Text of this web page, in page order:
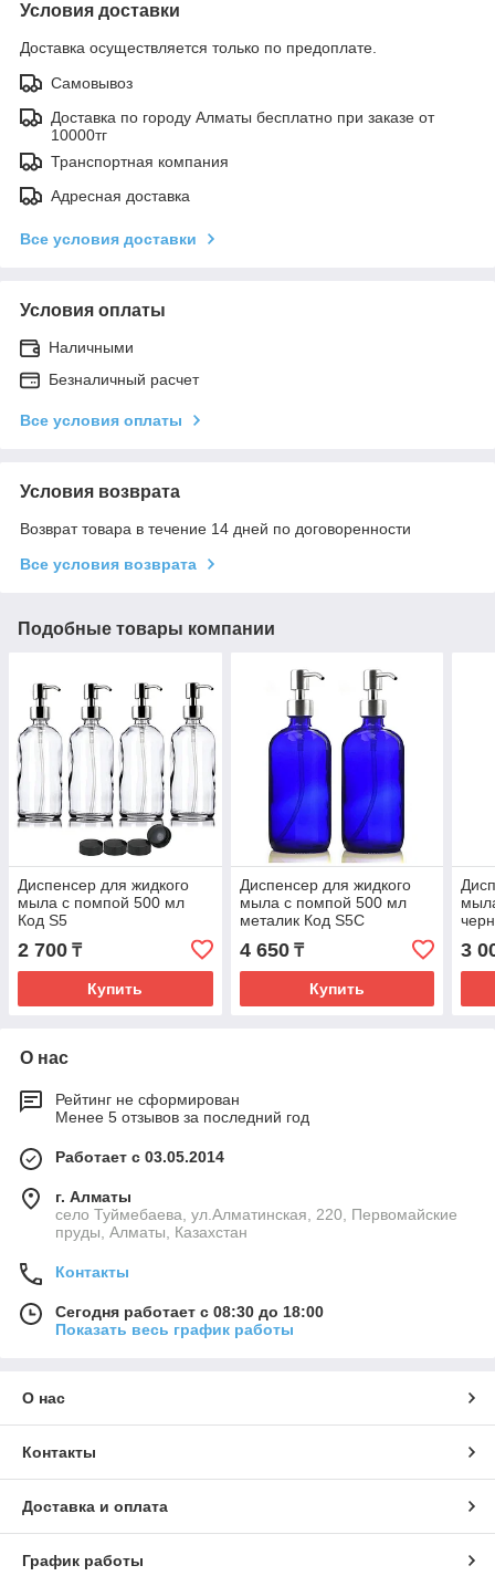
Условия доставки
Доставка осуществляется только по предоплате.
Самовывоз
Доставка по городу Алматы бесплатно при заказе от
10000тг
Транспортная компания
Адресная доставка
Все условия доставки
Условия оплаты
Наличными
Безналичный расчет
Все условия оплаты
Условия возврата
Возврат товара в течение 14 дней по договоренности
Все условия возврата
Подобные товары компании
Диспенсер для жидкого
мыла с помпой 500 мл
Код S5
2 700 ₸
Купить
Диспенсер для жидкого
мыла с помпой 500 мл
металик Код S5С
4 650₸
Купить
3
О нас
Рейтинг не сформирован
Менее 5 отзывов за последний год
Работает с 03.05.2014
г. Алматы
село Туймебаева, ул.Алматинская, 220, Первомайские
пруды, Алматы, Казахстан
Контакты
Сегодня работает с 08:30 до 18:00
Показать весь график работы
О нас
Контакты
Доставка и оплата
График работы